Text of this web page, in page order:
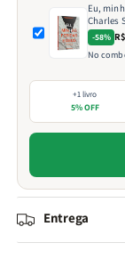
Eu,
Charles
-58%
No
+1 livro
5% OFF
Entrega